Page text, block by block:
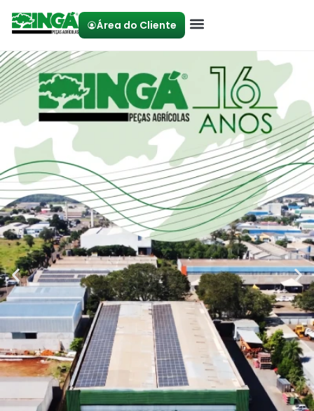
Área do Cliente